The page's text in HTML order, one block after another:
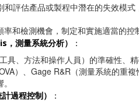
評估產品或製程中潛在的失效模
和檢測機會，制定和實施適當的控
測量系統分析） ：
具、方法和操作人員）的準確性、精
）、Gage R&R（測量系統的重
過程控制） ：